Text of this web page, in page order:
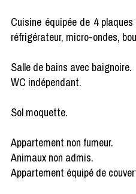
Cuisine équipée de 4
réfrigérateur, micro-ondes,
Salle de bains avec baignoire.
WC indépendant.
Sol moquette.
Appartement non fumeur.
Animaux non admis.
Appartement équipé de